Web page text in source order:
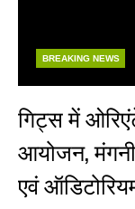
BREAKING NEWS
गिट्स में
आयोजन,
एवं